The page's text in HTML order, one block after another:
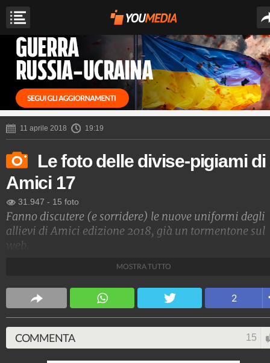
11 aprile 2018 19:19
Le foto delle divise-pigiami di
Amici 17
31.947 - 15 foto
Fanno discutere (e sorridere) le nuove uniformi degli
allievi di Amici edizione 2018, già un tormentone sul
web.
Spettacolo FanpageMOSTRA TUTTO
2
COMMENTA 15